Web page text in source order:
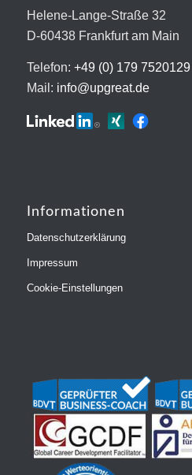
Helene-Lange-Straße 32
D-60438 Frankfurt am Main
Telefon: +49 (0) 179 7520129
Mail: info@upgreat.de
Informationen
Datenschutzerklärung
Impressum
Cookie-Einstellungen